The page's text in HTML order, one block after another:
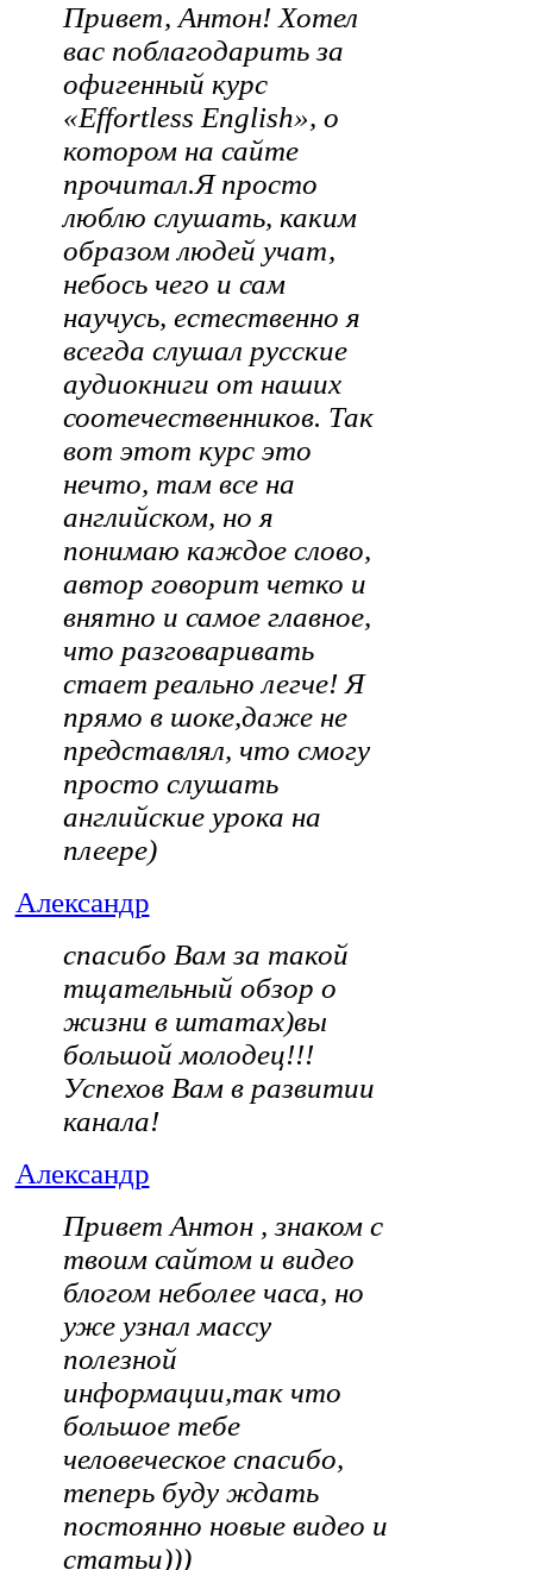
Привет, Антон! Хотел
вас поблагодарить за
офигенный курс
«Effortless English», о
котором на сайте
прочитал.Я просто
люблю слушать, каким
образом людей учат,
небось чего и сам
научусь, естественно я
всегда слушал русские
аудиокниги от наших
соотечественников. Так
вот этот курс это
нечто, там все на
английском, но я
понимаю каждое слово,
автор говорит четко и
внятно и самое главное,
что разговаривать
стает реально легче! Я
прямо в шоке,даже не
представлял, что смогу
просто слушать
английские урока на
плеере)
Александр
cпасибо Вам за такой
тщательный обзор о
жизни в штатах)вы
большой молодец!!!
Успехов Вам в развитии
канала!
Александр
Привет Антон , знаком с
твоим сайтом и видео
блогом неболее часа, но
уже узнал массу
полезной
информации,так что
большое тебе
человеческое спасибо,
теперь буду ждать
постоянно новые видео и
статьи)))